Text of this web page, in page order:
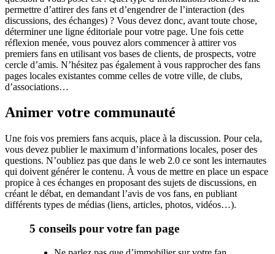
permettre d’attirer des fans et d’engendrer de l’interaction (des
discussions, des échanges) ? Vous devez donc, avant toute chose,
déterminer une ligne éditoriale pour votre page. Une fois cette
réflexion menée, vous pouvez alors commencer à attirer vos
premiers fans en utilisant vos bases de clients, de prospects, votre
cercle d’amis. N’hésitez pas également à vous rapprocher des fans
pages locales existantes comme celles de votre ville, de clubs,
d’associations…
Animer votre communauté
Une fois vos premiers fans acquis, place à la discussion. Pour cela,
vous devez publier le maximum d’informations locales, poser des
questions. N’oubliez pas que dans le web 2.0 ce sont les internautes
qui doivent générer le contenu. À vous de mettre en place un espace
propice à ces échanges en proposant des sujets de discussions, en
créant le débat, en demandant l’avis de vos fans, en publiant
différents types de médias (liens, articles, photos, vidéos…).
5 conseils pour votre fan page